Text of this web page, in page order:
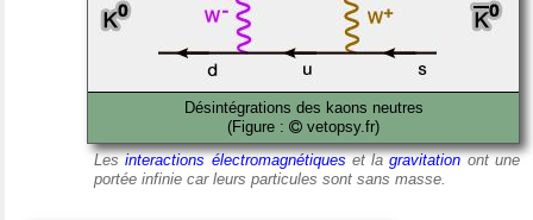
Désintégrations des kaons neutres
(Figure :
vetopsy.fr)
Lesinteractions électromagnétiqueset lagravitationont une
portée infinie car leurs particules sont sans masse.